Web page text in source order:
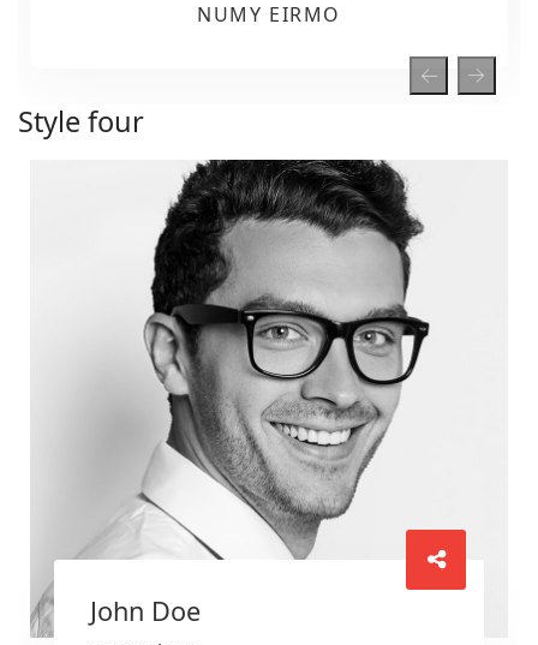
NUMY EIRMO
Style four
John Doe